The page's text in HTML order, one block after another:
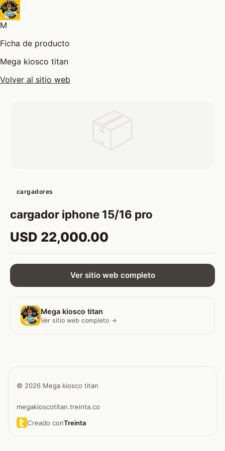
M
Ficha de producto
Mega kiosco titan
Volver al sitio web
cargadores
cargador iphone 15/16 pro
USD 22,000.00
Ver sitio web completo
Mega kiosco titan
Ver sitio web completo →
© 2026 Mega kiosco titan
megakioscotitan.treinta.co
Creado conTreinta